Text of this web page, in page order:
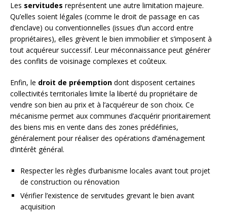
Les servitudes représentent une autre limitation majeure.
Qu’elles soient légales (comme le droit de passage en cas
d’enclave) ou conventionnelles (issues d’un accord entre
propriétaires), elles grèvent le bien immobilier et s’imposent à
tout acquéreur successif. Leur méconnaissance peut générer
des conflits de voisinage complexes et coûteux.
Enfin, le droit de préemption dont disposent certaines
collectivités territoriales limite la liberté du propriétaire de
vendre son bien au prix et à l’acquéreur de son choix. Ce
mécanisme permet aux communes d’acquérir prioritairement
des biens mis en vente dans des zones prédéfinies,
généralement pour réaliser des opérations d’aménagement
d’intérêt général.
Respecter les règles d’urbanisme locales avant tout projet
de construction ou rénovation
Vérifier l’existence de servitudes grevant le bien avant
acquisition